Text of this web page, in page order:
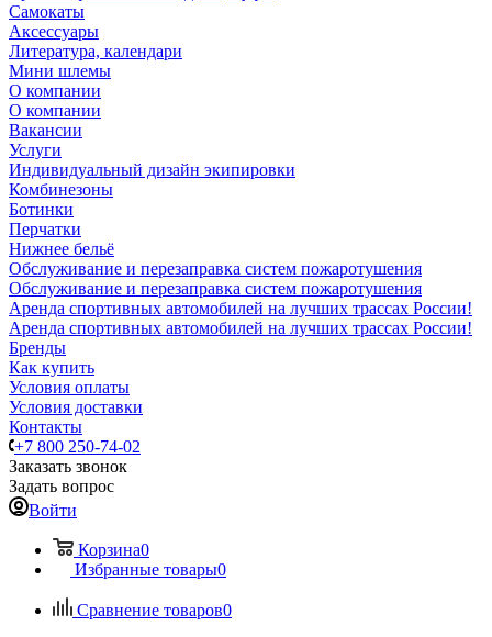
Самокаты
Аксессуары
Литература, календари
Мини шлемы
О компании
О компании
Вакансии
Услуги
Индивидуальный дизайн экипировки
Комбинезоны
Ботинки
Перчатки
Нижнее бельё
Обслуживание и перезаправка систем пожаротушения
Обслуживание и перезаправка систем пожаротушения
Аренда спортивных автомобилей на лучших трассах России!
Аренда спортивных автомобилей на лучших трассах России!
Бренды
Как купить
Условия оплаты
Условия доставки
Контакты
+7 800 250-74-02
Заказать звонок
Задать вопрос
Войти
Корзина0
Избранные товары0
Сравнение товаров0